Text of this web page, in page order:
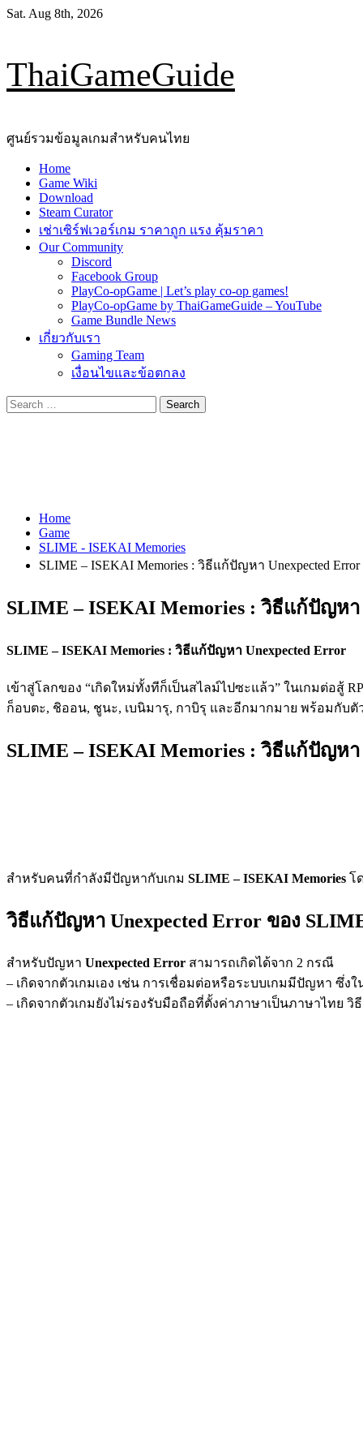
Skip
Sat. Aug 8th, 2026
ThaiGameGuide
ศูนย์รวมข้อมูลเกมสำหรับคนไทย
Primary
Menu
Home
Game Wiki
Download
Steam Curator
เช่าเซิร์ฟเวอร์เกม ราคาถูก แรง คุ้มราคา
Our Community
Discord
Facebook Group
PlayCo-opGame | Let’s play co-op games!
PlayCo-opGame by ThaiGameGuide – YouTube
Game Bundle News
เกี่ยวกับเรา
Gaming Team
เงื่อนไขและข้อตกลง
Search
for:
Home
Game
SLIME - ISEKAI Memories
SLIME – ISEKAI Memories : วิธีแก้ปัญหา Unexpected Error
SLIME – ISEKAI Memories : วิธีแก้ปัญหา
SLIME – ISEKAI Memories : วิธีแก้ปัญหา Unexpected Error
เข้าสู่โลกของ “เกิดใหม่ทั้งทีก็เป็นสไลม์ไปซะแล้ว” ในเกมต่อ
ก็อบตะ, ชิออน, ชูนะ, เบนิมารุ, กาบิรุ และอีกมากมาย พร้อมกับตั
SLIME – ISEKAI Memories : วิธีแก้ปัญหา
สำหรับคนที่กำลังมีปัญหากับเกม SLIME – ISEKAI Memories โ
วิธีแก้ปัญหา Unexpected Error ของ
สำหรับปัญหา Unexpected Error สามารถเกิดได้จาก 2 กรณี
– เกิดจากตัวเกมเอง เช่น การเชื่อมต่อหรือระบบเกมมีปัญหา ซึ่
– เกิดจากตัวเกมยังไม่รองรับมือถือที่ตั้งค่าภาษาเป็นภาษาไทย